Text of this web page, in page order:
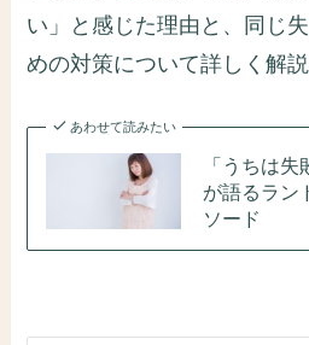
い」と感じた理由と、同じ
めの対策について詳しく解説
あわせて読みたい
「うちは
が語るラン
ソード